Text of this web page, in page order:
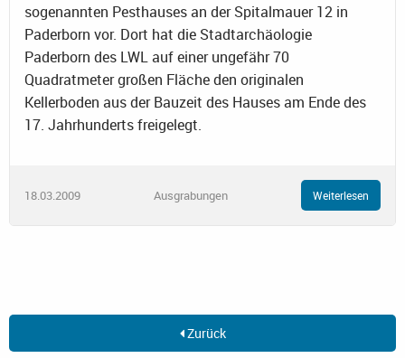
sogenannten Pesthauses an der Spitalmauer 12 in
Paderborn vor. Dort hat die Stadtarchäologie
Paderborn des LWL auf einer ungefähr 70
Quadratmeter großen Fläche den originalen
Kellerboden aus der Bauzeit des Hauses am Ende des
17. Jahrhunderts freigelegt.
18.03.2009 Ausgrabungen Weiterlesen
Zurück